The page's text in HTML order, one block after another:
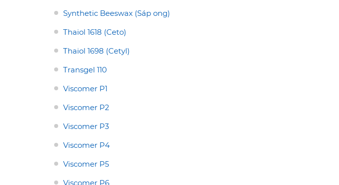
Synthetic Beeswax (Sáp ong)
Thaiol 1618 (Ceto)
Thaiol 1698 (Cetyl)
Transgel 110
Viscomer P1
Viscomer P2
Viscomer P3
Viscomer P4
Viscomer P5
Viscomer P6